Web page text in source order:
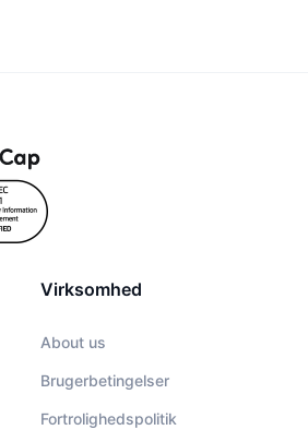
Virksomhed
About us
Brugerbetingelser
Fortrolighedspolitik